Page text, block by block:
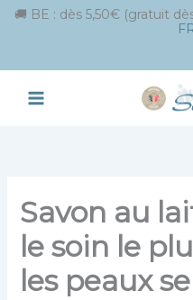
🚚 BE : dès 5,50€ (gratuit
au
contenu
Savon au
le soin le
les peaux